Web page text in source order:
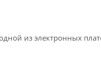
из электронных